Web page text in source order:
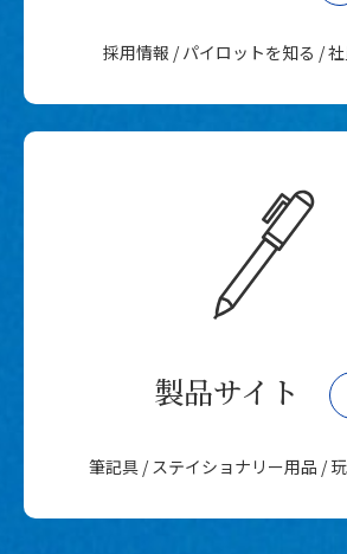
採用情報 / パイロットを知る /
製品サイト
筆記具 / ステイショナリー用品 /